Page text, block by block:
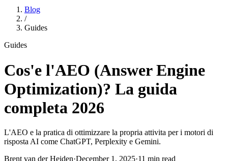
Blog
/
Guides
Guides
Cos'e l'AEO (Answer Engine
Optimization)? La guida
completa 2026
L'AEO e la pratica di ottimizzare la propria attivita per i motori di
risposta AI come ChatGPT, Perplexity e Gemini.
Brent van der Heiden·December 1, 2025·11 min read